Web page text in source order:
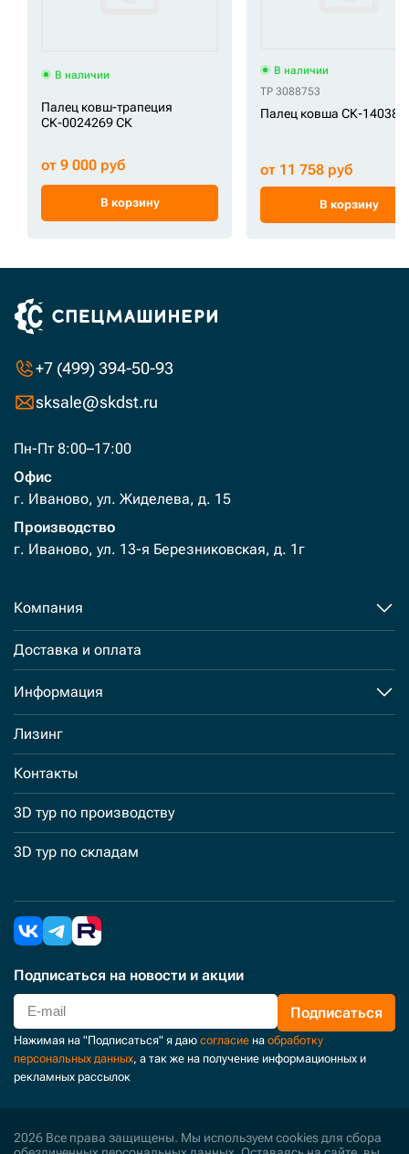
В наличии
Палец ковш-трапеция
СК-0024269 СК
от 9 000 руб
В корзину
В наличии
TP 3088753
Палец ковша СК-14038
от 11 758 руб
В корзину
+7 (499) 394-50-93
sksale@skdst.ru
Пн-Пт 8:00–17:00
Офис
г. Иваново, ул. Жиделева, д. 15
Производство
г. Иваново, ул. 13-я Березниковская, д. 1г
Компания
Доставка и оплата
Информация
Лизинг
Контакты
3D тур по производству
3D тур по складам
Подписаться на новости и акции
Подписаться
Нажимая на "Подписаться" я даю согласие на обработку
персональных данных, а так же на получение информационных и
рекламных рассылок
2026 Все права защищены. Мы используем cookies для сбора